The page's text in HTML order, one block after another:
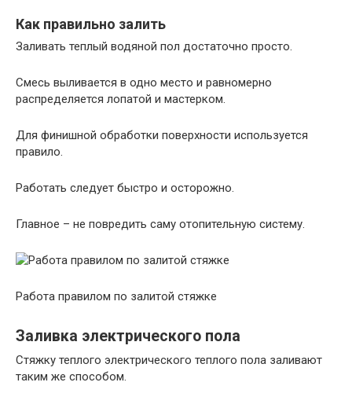
Как правильно залить
Заливать теплый водяной пол достаточно просто.
Смесь выливается в одно место и равномерно
распределяется лопатой и мастерком.
Для финишной обработки поверхности используется
правило.
Работать следует быстро и осторожно.
Главное – не повредить саму отопительную систему.
Работа правилом по залитой стяжке
Заливка электрического пола
Стяжку теплого электрического теплого пола заливают
таким же способом.